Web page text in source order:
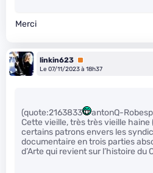
Merci
linkin623 Premium
Le 07/11/2023 à 18h37
(quote:2163833
antonQ-
Cette vieille, très très vieille haine
certains patrons envers les
documentaire en trois parties
d’Arte qui revient sur l’histoire du